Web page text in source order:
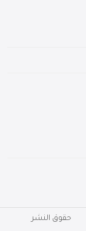
حقوق النشر